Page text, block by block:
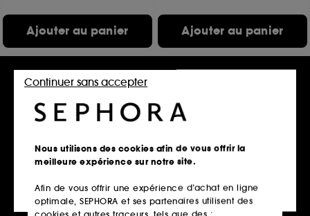
Ajouter au panier Ajouter au panier
HERMÈS
Concentré de
pamplemousse rose
HERMÈS
24 Faubourg
Eau de Toilette
Nous utilisons des cookies afin de vous offrir la
meilleure expérience sur notre site.
Afin de vous offrir une expérience d’achat en ligne
optimale, SEPHORA et ses partenaires utilisent des
cookies et autres traceurs, tels que des :
Continuer sans accepter